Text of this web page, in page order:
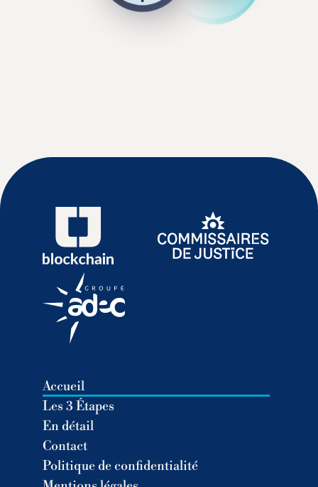
Accueil
Les 3 Étapes
En détail
Contact
Politique de confidentialité